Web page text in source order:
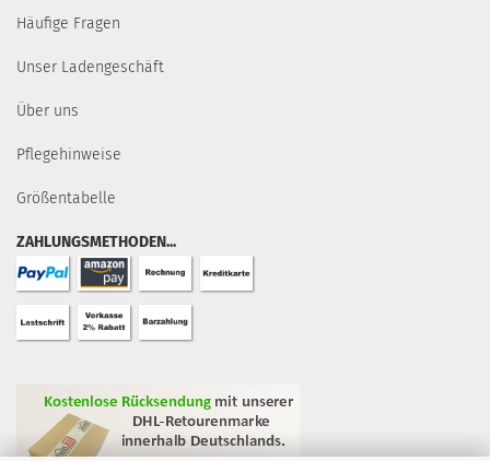
Häufige Fragen
Unser Ladengeschäft
Über uns
Pflegehinweise
Größentabelle
ZAHLUNGSMETHODEN...